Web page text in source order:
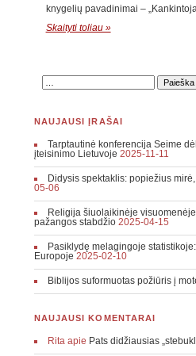
knygelių pavadinimai –
Skaityti toliau »
NAUJAUSI ĮRAŠAI
Tarptautinė konferencija Seime
įteisinimo Lietuvoje 2025-11-11
Didysis spektaklis: popiežius
05-06
Religija šiuolaikinėje
pažangos stabdžio 2025-04-15
Pasiklydę melagingoje
Europoje 2025-02-10
Biblijos suformuotas požiūris į
NAUJAUSI KOMENTARAI
Ritaapie Pats didžiausias